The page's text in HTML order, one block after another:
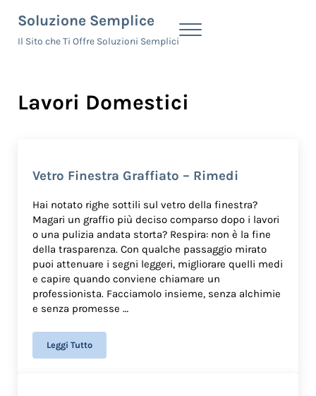
Soluzione Semplice
Il Sito che Ti Offre Soluzioni Semplici
Menu
Lavori Domestici
Vetro Finestra Graffiato – Rimedi​
Hai notato righe sottili sul vetro della finestra?
Magari un graffio più deciso comparso dopo i lavori
o una pulizia andata storta? Respira: non è la fine
della trasparenza. Con qualche passaggio mirato
puoi attenuare i segni leggeri, migliorare quelli medi
e capire quando conviene chiamare un
professionista. Facciamolo insieme, senza alchimie
e senza promesse …
Leggi TuttoVetro Finestra Graffiato – Rimedi​